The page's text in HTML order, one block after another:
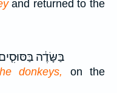
and returned to the
בַּשָּׂדֶ֔ה
donkeys,
on the